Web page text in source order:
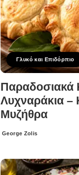
Γλυκό και Επιδόρπιο
Παραδοσιακά
Λυχναράκια –
Μυζήθρα
Posted
George Zolis